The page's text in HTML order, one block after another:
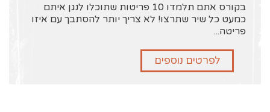
בקורס אתם תלמדו 10 פריטות שתוכלו לנגן איתם
כמעט כל שיר שתרצו! לא צריך יותר להסתבך עם איזו
פריטה...
לפרטים נוספים